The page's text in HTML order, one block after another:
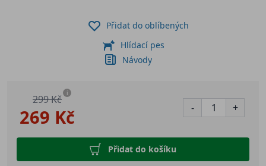
269 Kč
299 Kč i
- +
Přidat do košíku
Přidat do oblíbených
Hlídací pes
Návody